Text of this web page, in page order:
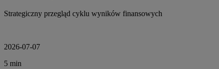
Strategiczny przegląd cyklu wyników finansowych
2026-07-07
5 min